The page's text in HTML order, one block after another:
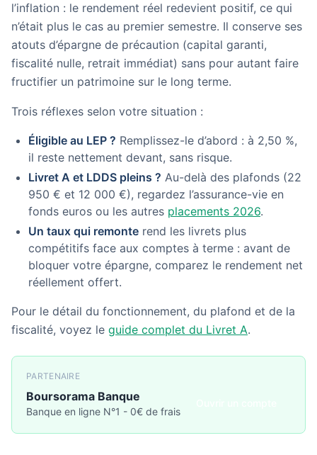
l’inflation : le rendement réel redevient positif, ce qui
n’était plus le cas au premier semestre. Il conserve ses
atouts d’épargne de précaution (capital garanti,
fiscalité nulle, retrait immédiat) sans pour autant faire
fructifier un patrimoine sur le long terme.
Trois réflexes selon votre situation :
Éligible au LEP ? Remplissez-le d’abord : à 2,50 %,
il reste nettement devant, sans risque.
Livret A et LDDS pleins ? Au-delà des plafonds (22
950 € et 12 000 €), regardez l’assurance-vie en
fonds euros ou les autres placements 2026.
Un taux qui remonte rend les livrets plus
compétitifs face aux comptes à terme : avant de
bloquer votre épargne, comparez le rendement net
réellement offert.
Pour le détail du fonctionnement, du plafond et de la
fiscalité, voyez le guide complet du Livret A.
PARTENAIRE
Boursorama Banque
Banque en ligne N°1 - 0€ de frais